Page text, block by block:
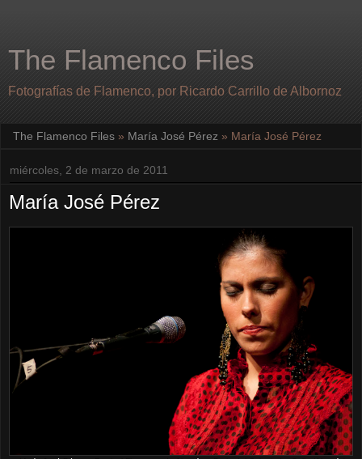
The Flamenco Files
Fotografías de Flamenco, por Ricardo Carrillo de Albornoz
The Flamenco Files » María José Pérez » María José Pérez
miércoles, 2 de marzo de 2011
María José Pérez